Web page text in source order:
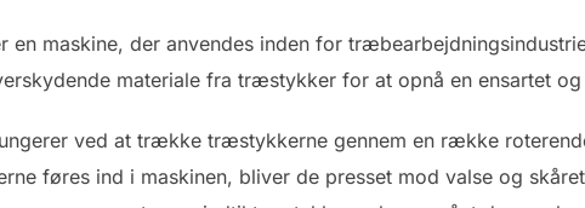
en maskine, der anvendes inden for
materiale fra træstykker for at opnå en ensartet
ved at trække træstykkerne gennem en række
føres ind i maskinen, bliver de presset mod valse og